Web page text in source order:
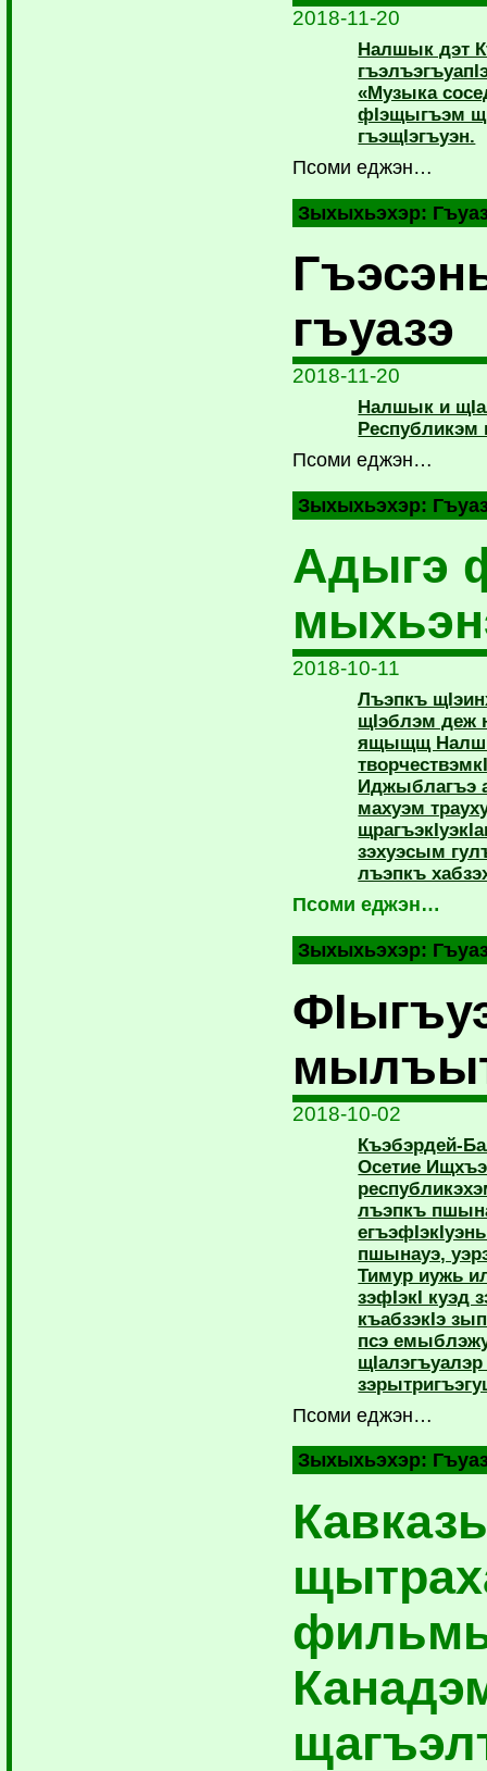
2018-11-20
Налшык дэт
«Музыка
фIэщыгъэм
гъэщIэгъуэн.
Псоми еджэн…
Зыхыхьэхэр:
гъуазэ
2018-11-20
Налшык и
Псоми еджэн…
Зыхыхьэхэр:
Адыгэ
2018-10-11
Лъэпкъ
щIэблэм деж
ящыщщ
Иджыблагъэ
махуэм
зэхуэсым
лъэпкъ
Псоми еджэн…
Зыхыхьэхэр:
2018-10-02
Къэбэрдей-
Осетие
лъэпкъ
пшынауэ,
Тимур иужь
зэфIэкI куэд
къабзэкIэ
псэ
Псоми еджэн…
Зыхыхьэхэр: